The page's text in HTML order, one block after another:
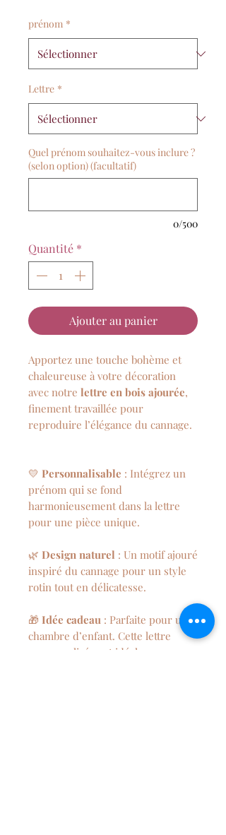
prénom *
Lettre *
Quel prénom souhaitez-vous inclure ?
(selon option) (facultatif)
0/500
Quantité *
Ajouter au panier
Apportez une touche bohème et
chaleureuse à votre décoration
avec notre lettre en bois ajourée,
finement travaillée pour
reproduire l’élégance du cannage.
💛 Personnalisable : Intégrez un
prénom qui se fond
harmonieusement dans la lettre
pour une pièce unique.
🌿 Design naturel : Un motif ajouré
inspiré du cannage pour un style
rotin tout en délicatesse.
🎁 Idée cadeau : Parfaite pour une
chambre d’enfant. Cette lettre
personnalisée est idéale pour une